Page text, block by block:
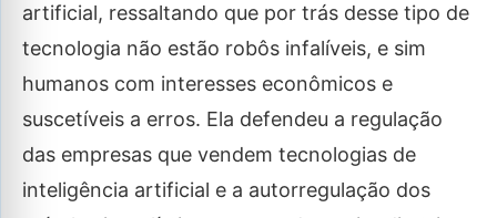
artificial, ressaltando que por trás desse tipo de
tecnologia não estão robôs infalíveis, e sim
humanos com interesses econômicos e
suscetíveis a erros. Ela defendeu a regulação
das empresas que vendem tecnologias de
inteligência artificial e a autorregulação dos